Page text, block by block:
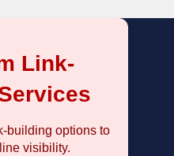
Link-
building options to
visibility.